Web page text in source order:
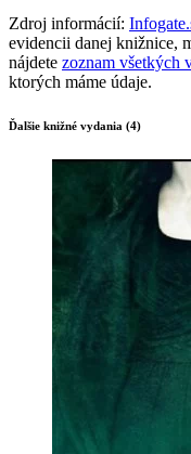
Zdroj informácií:
evidencii danej knižnice,
nájdete zoznam všetkých
ktorých máme údaje.
Ďalšie knižné vydania (4)